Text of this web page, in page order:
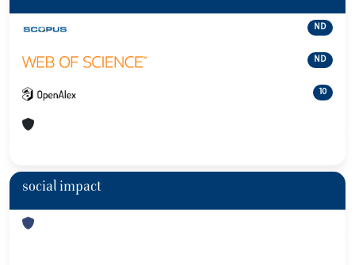
ND
ND
10
social impact